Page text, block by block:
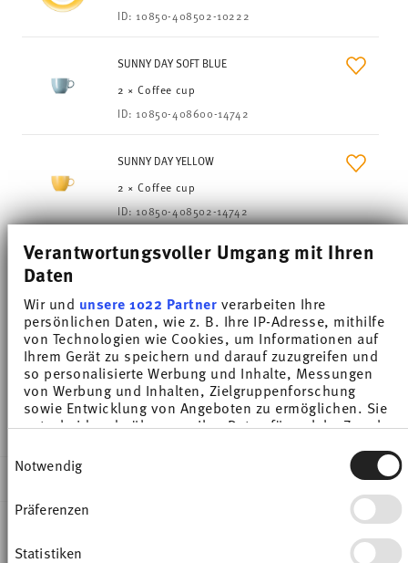
Verantwortungsvoller Umgang mit Ihren
Daten
Wir und unsere 1022 Partnerverarbeiten Ihre
persönlichen Daten, wie z. B. Ihre IP-Adresse, mithilfe
von Technologien wie Cookies, um Informationen auf
Ihrem Gerät zu speichern und darauf zuzugreifen und
so personalisierte Werbung und Inhalte, Messungen
von Werbung und Inhalten, Zielgruppenforschung
sowie Entwicklung von Angeboten zu ermöglichen. Sie
entscheiden darüber, wer Ihre Daten für welche Zwecke
Cookie-Erklärung oder durch Klicken auf das Privacy
Trigger Symbol ändern oder widerrufen
Wenn Sie es erlauben, würden wir auch gerne:
erfassen, welche bis auf einige Meter genau sein
Notwendig
Präferenzen
Statistiken
ID:10850-408502-10222
SUNNY DAY SOFT BLUE
2 × Coffee cup
ID:10850-408600-14742
SUNNY DAY YELLOW
2 × Coffee cup
ID:10850-408502-14742
SUNNY DAY SOFT BLUE
ID:10850-408600-14741
SUNNY DAY YELLOW
2 × Coffee saucer 14,5 cm
ID:10850-408502-14741
DESCRIPTION
Thomas Sunny Day 12-Piece Modern Colourful